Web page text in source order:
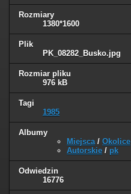
Rozmiary
1380*1600
Plik
PK_08282_Busko.jpg
Rozmiar pliku
976 kB
Tagi
1985
Albumy
Miejsca / Okolice
Autorskie / pk
Odwiedzin
16776